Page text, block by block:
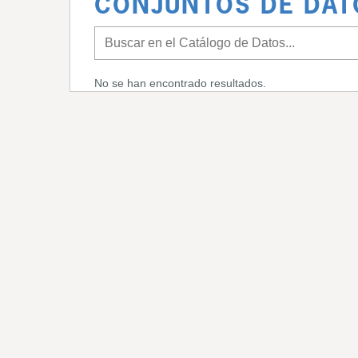
CONJUNTOS DE
No se han encontrado resultados.